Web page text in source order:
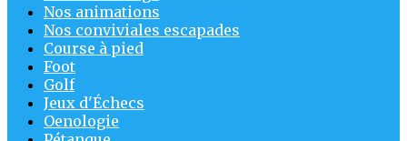
Nos animations
Nos conviviales escapades
Course à pied
Foot
Golf
Jeux d'Échecs
Oenologie